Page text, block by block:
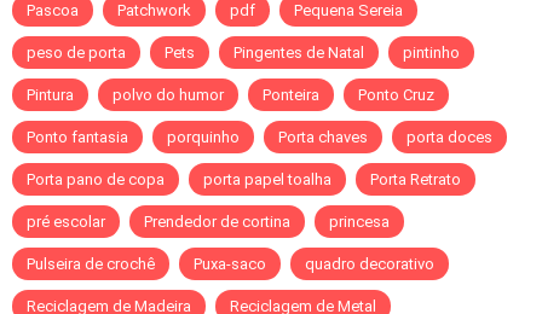
Pascoa Patchwork pdf Pequena Sereia
peso de porta Pets Pingentes de Natal pintinho
Pintura polvo do humor Ponteira Ponto Cruz
Ponto fantasia porquinho Porta chaves porta doces
Porta pano de copa porta papel toalha Porta Retrato
pré escolar Prendedor de cortina princesa
Pulseira de crochê Puxa-saco quadro decorativo
Reciclagem de Madeira Reciclagem de Metal